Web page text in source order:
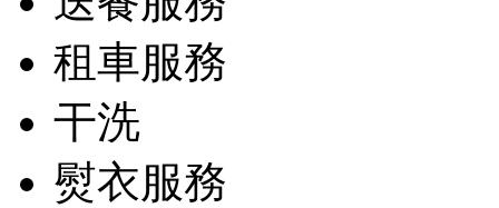
租車服務
干洗
熨衣服務